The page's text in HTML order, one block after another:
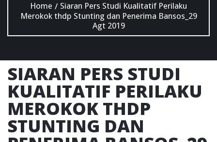
Home / Siaran Pers Studi Kualitatif Perilaku
Merokok thdp Stunting dan Penerima Bansos_29
Agt 2019
SIARAN PERS STUDI
KUALITATIF PERILAKU
MEROKOK THDP
STUNTING DAN